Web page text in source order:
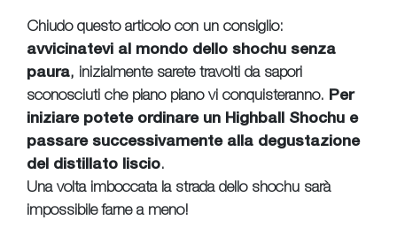
Chiudo questo articolo con un consiglio:
avvicinatevi al mondo dello shochu senza
paura, inizialmente sarete travolti da sapori
sconosciuti che piano piano vi conquisteranno. Per
iniziare potete ordinare un Highball Shochu e
passare successivamente alla degustazione
del distillato liscio.
Una volta imboccata la strada dello shochu sarà
impossibile farne a meno!